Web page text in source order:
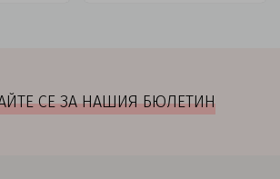
СЕ ЗА НАШИЯ БЮЛЕТИН